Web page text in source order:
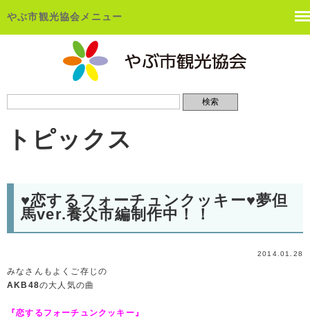
やぶ市観光協会メニュー
トピックス
♥恋するフォーチュンクッキー♥夢但
馬ver.養父市編制作中！！
2014.01.28
みなさんもよくご存じの
AKB48の大人気の曲
『恋するフォーチュンクッキー』